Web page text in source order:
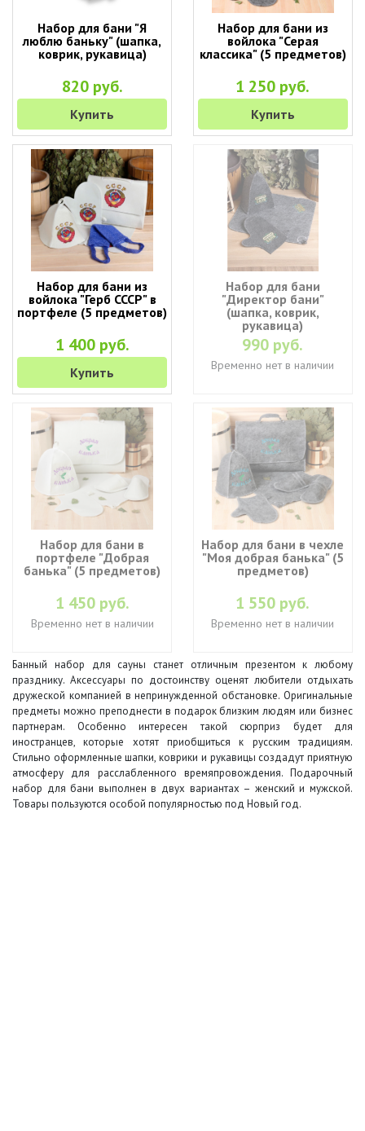
Набор для бани "Я
люблю баньку" (шапка,
коврик, рукавица)
820 руб.
Купить
Набор для бани из
войлока "Серая
классика" (5 предметов)
1 250 руб.
Купить
Набор для бани из
войлока "Герб СССР" в
портфеле (5 предметов)
1 400 руб.
Купить
Набор для бани
"Директор бани"
(шапка, коврик,
рукавица)
990 руб.
Временно нет в наличии
Набор для бани в
портфеле "Добрая
банька" (5 предметов)
1 450 руб.
Временно нет в наличии
Набор для бани в чехле
"Моя добрая банька" (5
предметов)
1 550 руб.
Временно нет в наличии
Банный набор для сауны станет отличным презентом к любому
празднику. Аксессуары по достоинству оценят любители отдыхать
дружеской компанией в непринужденной обстановке. Оригинальные
предметы можно преподнести в подарок близким людям или бизнес
партнерам. Особенно интересен такой сюрприз будет для
иностранцев, которые хотят приобщиться к русским традициям.
Стильно оформленные шапки, коврики и рукавицы создадут приятную
атмосферу для расслабленного времяпровождения. Подарочный
набор для бани выполнен в двух вариантах – женский и мужской.
Товары пользуются особой популярностью под Новый год.